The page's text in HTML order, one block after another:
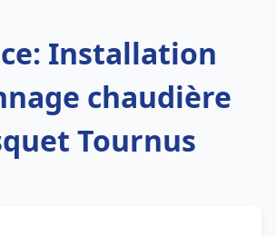
Installation
chaudière
Tournus